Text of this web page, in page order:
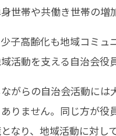
世帯や共働き世帯の増
子高齢化も地域コミ
活動を支える自治会役
がらの自治会活動には
りません。同じ方が役
なり、地域活動に対し